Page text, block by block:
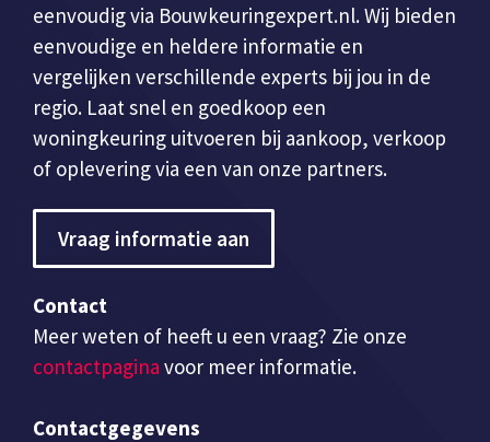
eenvoudig via Bouwkeuringexpert.nl. Wij bieden
eenvoudige en heldere informatie en
vergelijken verschillende experts bij jou in de
regio. Laat snel en goedkoop een
woningkeuring uitvoeren bij aankoop, verkoop
of oplevering via een van onze partners.
Vraag informatie aan
Contact
Meer weten of heeft u een vraag? Zie onze
contactpagina voor meer informatie.
Contactgegevens